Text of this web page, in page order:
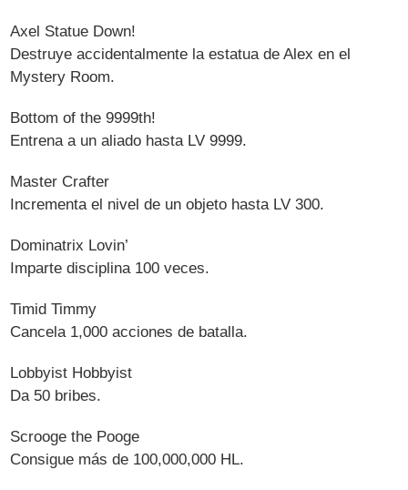
Axel Statue Down!
Destruye accidentalmente la estatua de Alex en el
Mystery Room.
Bottom of the 9999th!
Entrena a un aliado hasta LV 9999.
Master Crafter
Incrementa el nivel de un objeto hasta LV 300.
Dominatrix Lovin’
Imparte disciplina 100 veces.
Timid Timmy
Cancela 1,000 acciones de batalla.
Lobbyist Hobbyist
Da 50 bribes.
Scrooge the Pooge
Consigue más de 100,000,000 HL.